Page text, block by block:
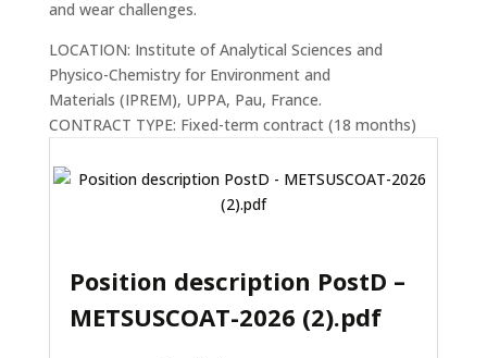
and wear challenges.
LOCATION: Institute of Analytical Sciences and
Physico-Chemistry for Environment and
Materials (IPREM), UPPA, Pau, France.
CONTRACT TYPE: Fixed-term contract (18 months)
Position description PostD –
METSUSCOAT-2026 (2).pdf